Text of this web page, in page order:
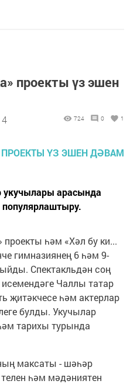
проекты үз эшен
724 0 1
арасында
популярлаштыру.
проекты һәм «Хәл бу ки...
гимназиянең 6 һәм 9-
Спектакльдән соң
Чаллы татар
җитәкчесе һәм актерлар
булды. Укучылар
тарихы турында
максаты - шәһәр
һәм мәдәниятен